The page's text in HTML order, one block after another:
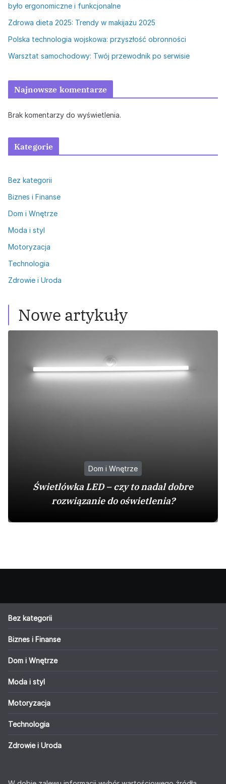
było ergonomiczne i funkcjonalne
Zdrowa dieta 2025: Trendy w makijażu 2025
Polska technologia wojskowa: przyszłość obronności
Warsztat samochodowy: Twój przewodnik po serwisie
Najnowsze komentarze
Brak komentarzy do wyświetlenia.
Kategorie
Bez kategorii
Biznes i Finanse
Dom i Wnętrze
Moda i styl
Motoryzacja
Technologia
Zdrowie i Uroda
Nowe artykuły
Dom i Wnętrze
Świetlówka LED – czy to nadal dobre
rozwiązanie do oświetlenia?
Bez kategorii
Biznes i Finanse
Dom i Wnętrze
Moda i styl
Motoryzacja
Technologia
Zdrowie i Uroda